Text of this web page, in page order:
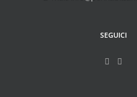
SEGUICI